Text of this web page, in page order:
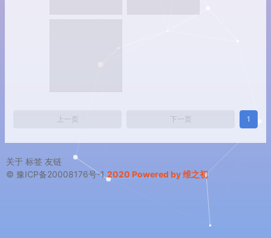
上一页 下一页 1
关于 标签 友链
© 豫ICP备20008176号-1 2020 Powered by 维之初